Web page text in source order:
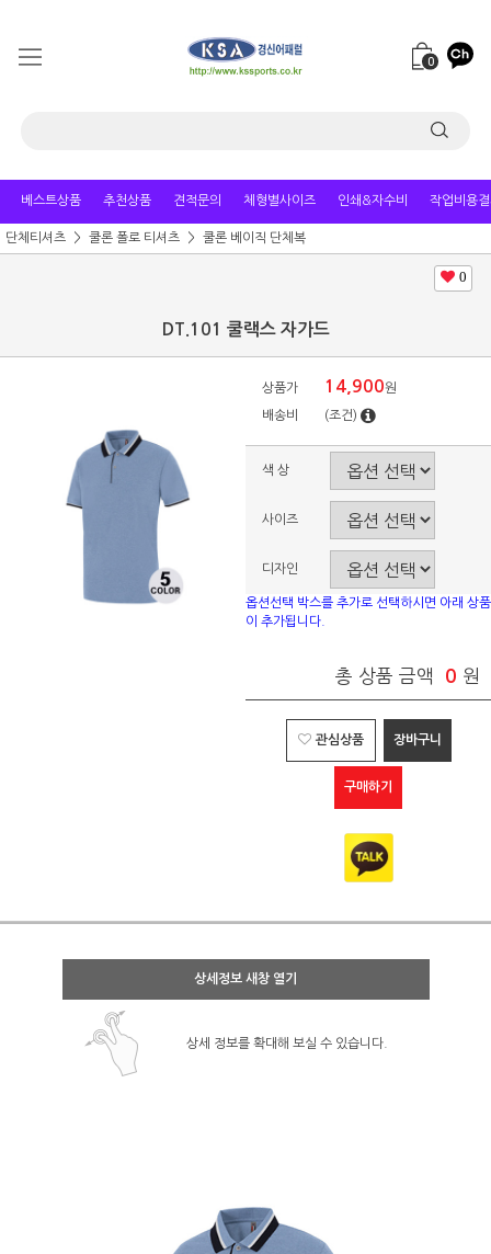
0
베스트상품 추천상품 견적문의 체형별사이즈 인쇄&자수비 작업비용
단체티셔츠 쿨론 폴로 티셔츠 쿨론 베이직 단체복
0
DT.101 쿨랙스 자가드
상품가 14,900원
배송비 (조건)
색 상
사이즈
디자인
옵션선택 박스를 추가로 선택하시면 아래 상품
이 추가됩니다.
총 상품 금액 0 원
관심상품 장바구니
구매하기
상세정보 새창 열기
상세 정보를 확대해 보실 수 있습니다.